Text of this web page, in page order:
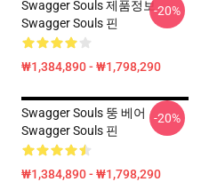
Swagger Souls 제품정보
Swagger Souls 핀
₩1,384,890 - ₩1,798,290
-20%
Swagger Souls 뚱 베어
Swagger Souls 핀
₩1,384,890 - ₩1,798,290
-20%